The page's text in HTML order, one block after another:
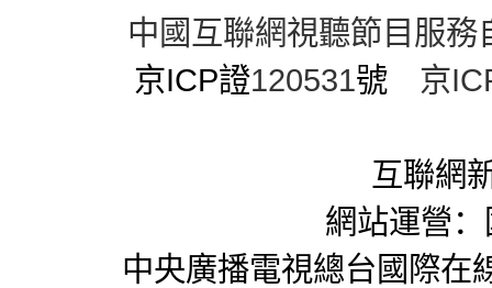
中國互聯網視聽節目服務
京ICP證120531號 京
互聯網
網站運營
中央廣播電視總台國際在